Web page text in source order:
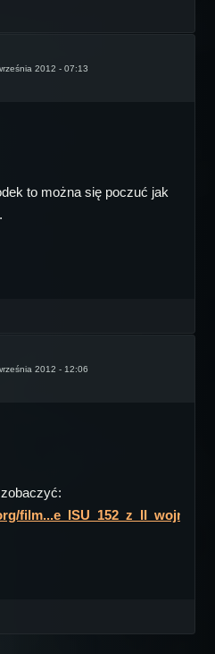
2012 - 07:13
to można się poczuć jak
2012 - 12:06